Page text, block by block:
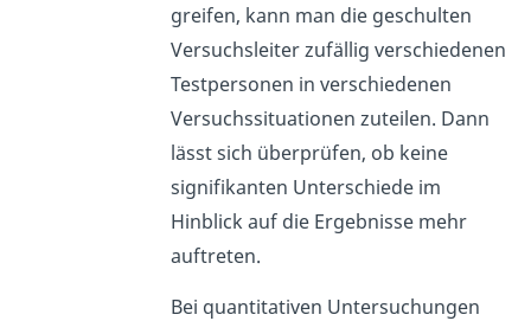
greifen, kann man die geschulten
Versuchsleiter zufällig verschiedenen
Testpersonen in verschiedenen
Versuchssituationen zuteilen. Dann
lässt sich überprüfen, ob keine
signifikanten Unterschiede im
Hinblick auf die Ergebnisse mehr
auftreten.
Bei quantitativen Untersuchungen